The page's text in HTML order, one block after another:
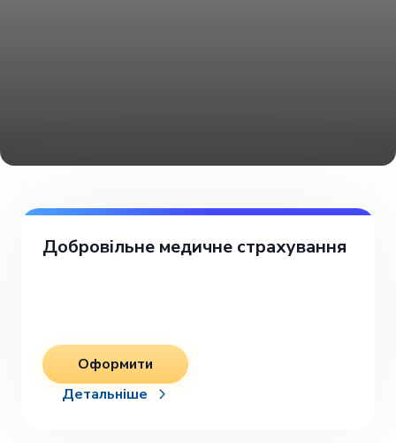
Добровільне медичне страхування
Оформити
Детальніше